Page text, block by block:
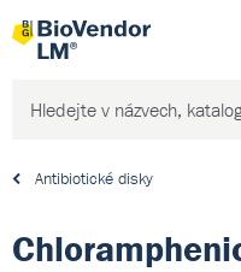
Antibiotické disky